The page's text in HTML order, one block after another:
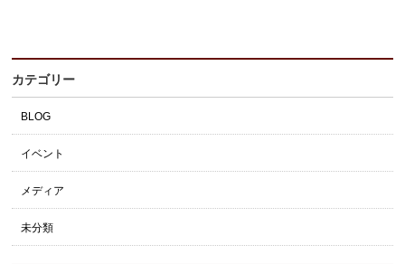
カテゴリー
BLOG
イベント
メディア
未分類